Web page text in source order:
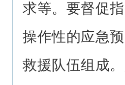
求等。要督促
操作性的应急
救援队伍组成